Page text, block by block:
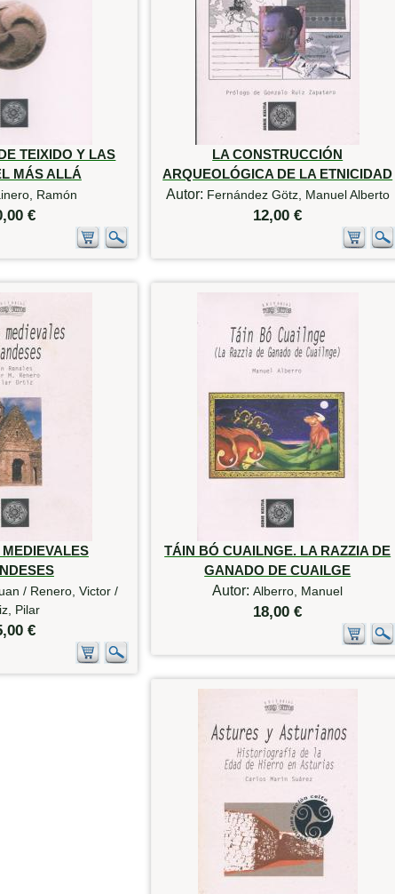
TEIXIDO Y LAS
MÁS ALLÁ
Ramón
€
LA CONSTRUCCIÓN
ARQUEOLÓGICA DE LA ETNICIDAD
Autor: Fernández Götz, Manuel Alberto
12,00 €
/ Renero, Victor /
Pilar
€
TÁIN BÓ CUAILNGE. LA RAZZIA DE
GANADO DE CUAILGE
Autor:Alberro, Manuel
18,00 €